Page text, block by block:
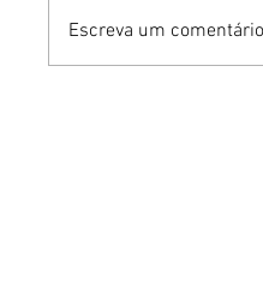
Escreva um comentário